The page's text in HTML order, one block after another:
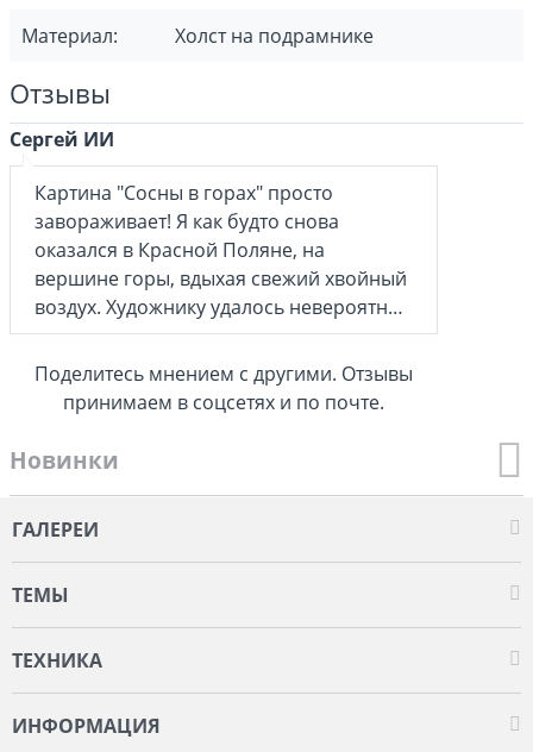
Материал: Холст на подрамнике
Отзывы
Сергей ИИ
Картина "Сосны в горах" просто
завораживает! Я как будто снова
оказался в Красной Поляне, на
вершине горы, вдыхая свежий хвойный
воздух. Художнику удалось невероятно
точно передать атмосферу этого
удивительного места.
Поделитесь мнением с другими. Отзывы
принимаем в соцсетях и по почте.
Новинки
ГАЛЕРЕИ
ТЕМЫ
ТЕХНИКА
ИНФОРМАЦИЯ